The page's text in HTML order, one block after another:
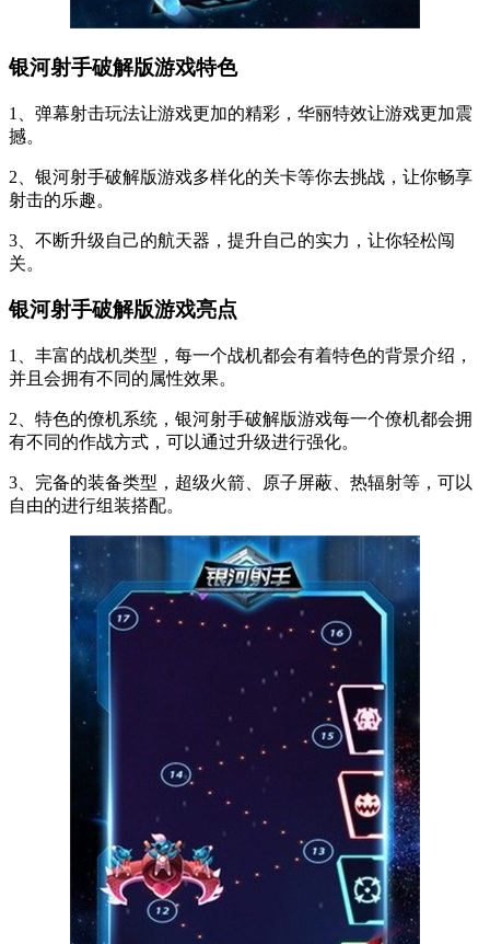
银河射手破解版游戏特色
1、弹幕射击玩法让游戏更加的精彩，华丽特效让游戏更加震
撼。
2、银河射手破解版游戏多样化的关卡等你去挑战，让你畅享
射击的乐趣。
3、不断升级自己的航天器，提升自己的实力，让你轻松闯
关。
银河射手破解版游戏亮点
1、丰富的战机类型，每一个战机都会有着特色的背景介绍，
并且会拥有不同的属性效果。
2、特色的僚机系统，银河射手破解版游戏每一个僚机都会拥
有不同的作战方式，可以通过升级进行强化。
3、完备的装备类型，超级火箭、原子屏蔽、热辐射等，可以
自由的进行组装搭配。